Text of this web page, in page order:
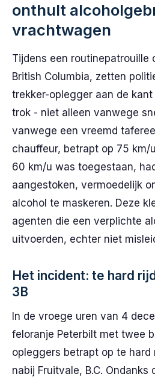
onthult
vrachtwagen
Tijdens een routinepatrouille
British Columbia, zetten
trekker-oplegger aan de
trok - niet alleen vanwege
vanwege een vreemd
chauffeur, betrapt op 75 km/
60 km/u was toegestaan,
aangestoken, vermoedelijk
alcohol te maskeren. Deze
agenten die een verplichte
uitvoerden, echter niet
Het incident: te hard
3B
In de vroege uren van 4
feloranje Peterbilt met twee
opleggers betrapt op te hard
nabij Fruitvale, B.C.